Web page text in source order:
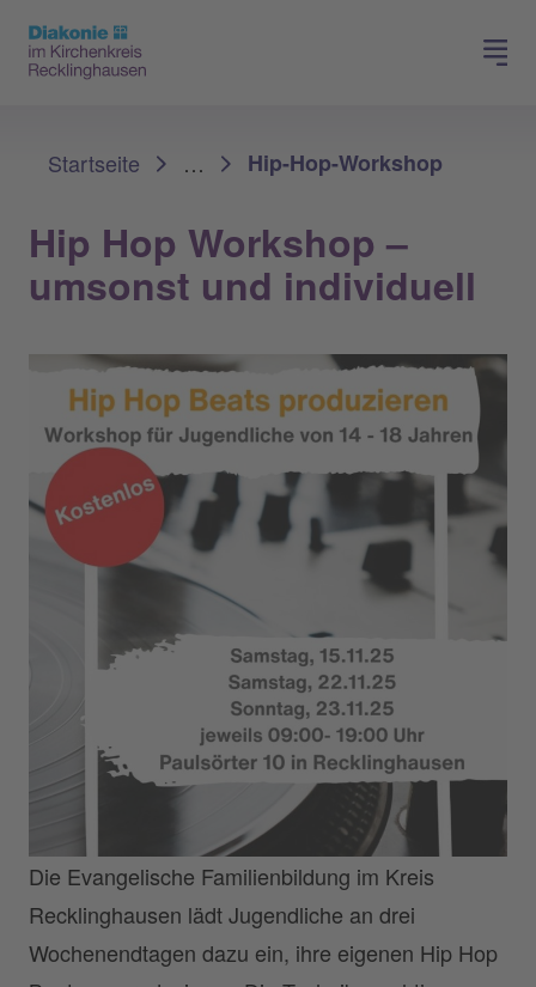
Spenden
Startseite
… Hip-Hop-Workshop
Hip Hop Workshop –
umsonst und individuell
Die Evangelische Familienbildung im Kreis
Recklinghausen lädt Jugendliche an drei
Wochenendtagen dazu ein, ihre eigenen Hip Hop